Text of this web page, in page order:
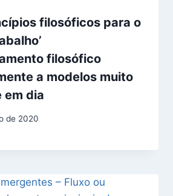
filosóficos para o
filosófico
a modelos muito
em dia
de 2020